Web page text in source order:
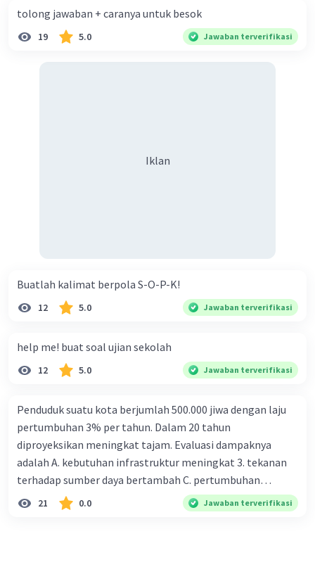
tolong jawaban + caranya untuk besok
19 5.0 Jawaban terverifikasi
Iklan
Buatlah kalimat berpola S-O-P-K!
12 5.0 Jawaban terverifikasi
help me! buat soal ujian sekolah
12 5.0 Jawaban terverifikasi
Penduduk suatu kota berjumlah 500.000 jiwa dengan laju
pertumbuhan 3% per tahun. Dalam 20 tahun
diproyeksikan meningkat tajam. Evaluasi dampaknya
adalah A. kebutuhan infrastruktur meningkat 3. tekanan
terhadap sumber daya bertambah C. pertumbuhan
eksponensial berdampak jangka panjang D. tidak
memengaruhi tata ruang E. proyeksi penduduk penting
21 0.0 Jawaban terverifikasi